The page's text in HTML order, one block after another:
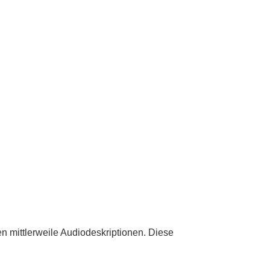
mittlerweile Audiodeskriptionen. Diese